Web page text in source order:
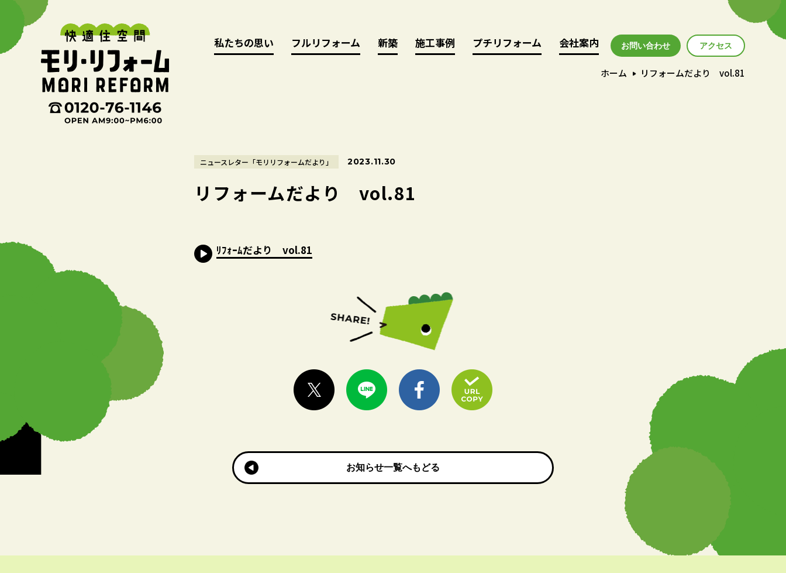
私たちの思い
私たちの思い フルリフォーム
フルリフォーム 新築
新築 施工事例
施工事例 プチリフォーム
プチリフォーム 会社案内
会社案内 お問い合わせ アクセス
アクセス
ホーム リフォームだより vol.81
ニュースレター「モリリフォームだより」 2023.11.30
リフォームだより vol.81
ﾘﾌｫｰﾑだより vol.81
お知らせ一覧へもどる
お知らせ一覧へもどる